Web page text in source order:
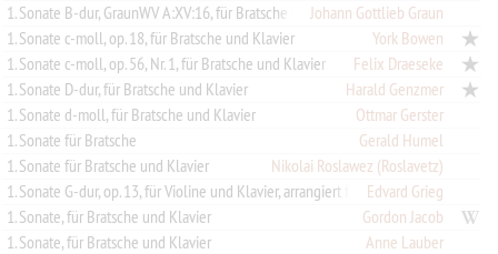
1. Sonate B-dur, GraunWV A:XV:16, für Bratsche und Cembalo (Klavier)
Johann Gottlieb Graun
1. Sonate c-moll, op. 18, für Bratsche und Klavier
York Bowen
1. Sonate c-moll, op. 56, Nr. 1, für Bratsche und Klavier
Felix Draeseke
1. Sonate D-dur, für Bratsche und Klavier
Harald Genzmer
1. Sonate d-moll, für Bratsche und Klavier
Ottmar Gerster
1. Sonate für Bratsche
Gerald Humel
1. Sonate für Bratsche und Klavier
Nikolai Roslawez (Roslavetz)
1. Sonate G-dur, op. 13, für Violine und Klavier, arrangiert für Bratsche und Klavier
Edvard Grieg
1. Sonate, für Bratsche und Klavier
Gordon Jacob
1. Sonate, für Bratsche und Klavier
Anne Lauber